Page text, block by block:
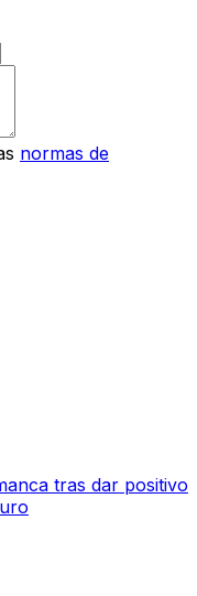
normas de
tras dar positivo